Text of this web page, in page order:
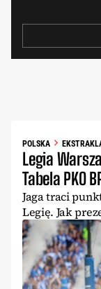
POLSKA
Legia
Tabela PKO
Jaga traci
Legię. Jak